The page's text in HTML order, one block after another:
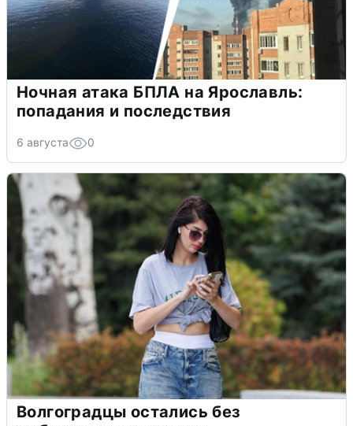
Ночная атака БПЛА на Ярославль:
попадания и последствия
6 августа 0
Волгоградцы остались без